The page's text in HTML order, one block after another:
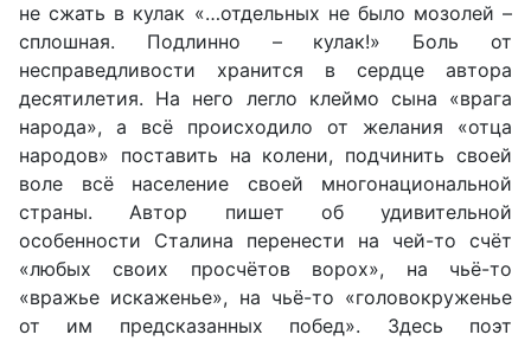
не сжать в кулак «…отдельных не было мозолей –
сплошная. Подлинно – кулак!» Боль от
несправедливости хранится в сердце автора
десятилетия. На него легло клеймо сына «врага
народа», а всё происходило от желания «отца
народов» поставить на колени, подчинить своей
воле всё население своей многонациональной
страны. Автор пишет об удивительной
особенности Сталина перенести на чей-то счёт
«любых своих просчётов ворох», на чьё-то
«вражье искаженье», на чьё-то «головокруженье
от им предсказанных побед». Здесь поэт